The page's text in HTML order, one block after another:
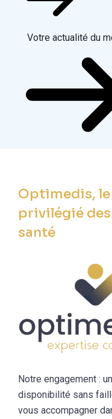
Votre actualité du
Optimedis,
privilégié
santé
Notre engagement :
disponibilité sans
vous accompagner